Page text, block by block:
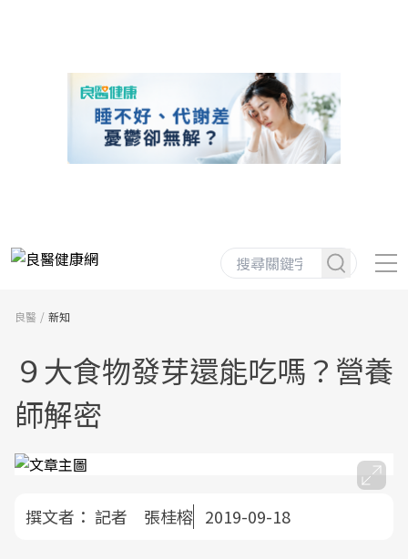
良醫 新知
９大食物發芽還能吃嗎？營養
師解密
撰文者： 記者 張桂榕 2019-09-18